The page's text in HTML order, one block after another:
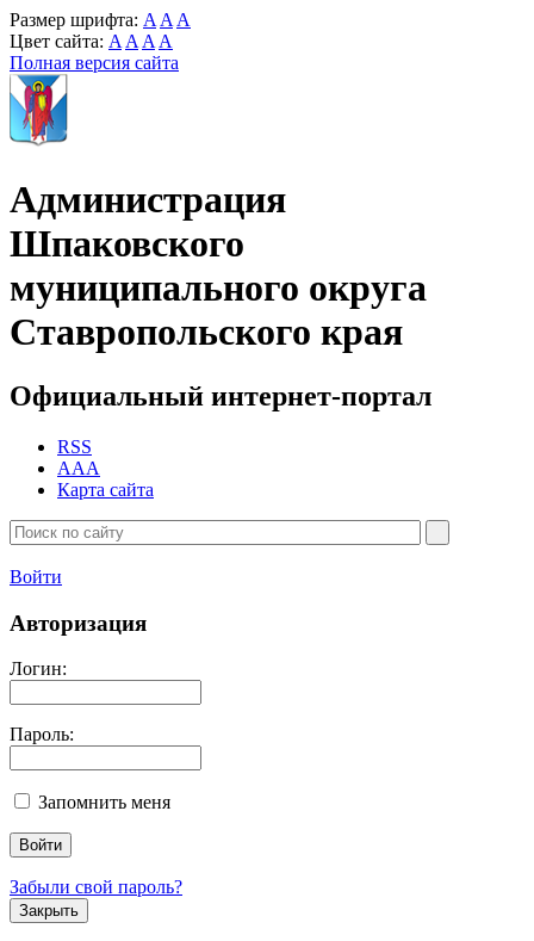
Размер шрифта: A A A
Цвет сайта: A A A A
Полная версия сайта
Администрация
Шпаковского
муниципального округа
Ставропольского края
Официальный интернет-портал
RSS
AAA
Карта сайта
Войти
Авторизация
Логин:
Пароль:
Запомнить меня
Забыли свой пароль?
Закрыть